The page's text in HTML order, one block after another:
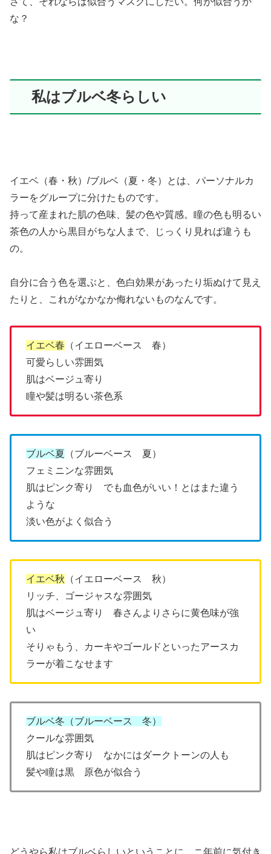
な？
私はブルベ冬らしい
イエベ（春・秋）/ブルベ（夏・冬）とは、パーソナルカ
ラーをグループに分けたものです。
持って産まれた肌の色味、髪の色や質感。瞳の色も明るい
茶色の人から黒目がちな人まで、じっくり見れば違うも
の。
自分に合う色を選ぶと、色白効果があったり垢ぬけて見え
たりと、これがなかなか侮れないものなんです。
イエベ春 （イエローベース 春）
可愛らしい雰囲気
肌はベージュ寄り
瞳や髪は明るい茶色系
ブルベ夏 （ブルーベース 夏）
フェミニンな雰囲気
肌はピンク寄り でも血色がいい！とはまた違う
ような
淡い色がよく似合う
イエベ秋 （イエローベース 秋）
リッチ、ゴージャスな雰囲気
肌はベージュ寄り 春さんよりさらに黄色味が強
い
そりゃもう、カーキやゴールドといったアースカ
ラーが着こなせます
ブルベ冬（ブルーベース 冬）
クールな雰囲気
肌はピンク寄り なかにはダークトーンの人も
髪や瞳は黒 原色が似合う